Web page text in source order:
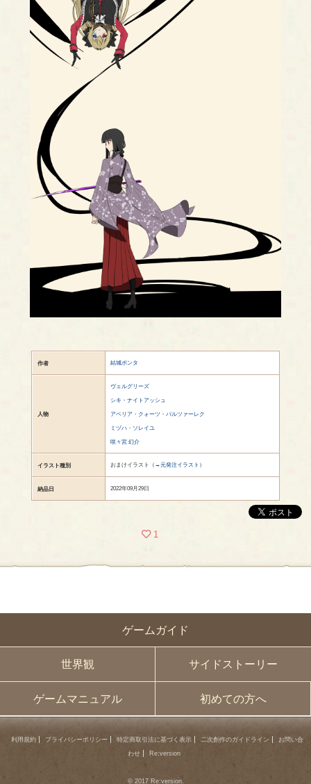
ゲームガイド
世界観 サイドストーリー
ゲームマニュアル 初めての方へ
作者 結城ポンタ
人物
ヴェルグリーズ
シキ・ナイトアッシュ
アベリア・クォーツ・バルツァーレク
ミヅハ・ソレイユ
咲々宮 幻介
イラスト種別 おまけイラスト（ →元発注イラスト ）
納品日 2022年09月29日
1
利用規約 プライバシーポリシー 特定商取引法に基づく表示 二次創作のガイドライン
お問い合
わせ
Re:version
© 2017 Re:version.